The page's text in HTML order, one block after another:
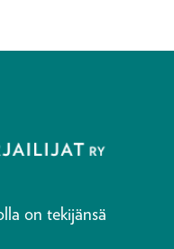
on tekijänsä